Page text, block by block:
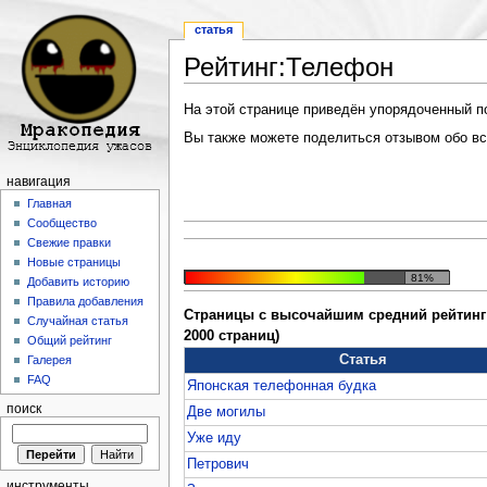
Рейтинг:Телефон
На этой странице приведён упорядоченный
Вы также можете поделиться отзывом обо
81%
Страницы с высочайшим средний
2000 страниц)
Статья
Японская телефонная будка
Две могилы
Уже иду
Петрович
статья
навигация
Главная
Сообщество
Свежие правки
Новые страницы
Добавить историю
Правила добавления
Случайная статья
Общий рейтинг
Галерея
FAQ
поиск